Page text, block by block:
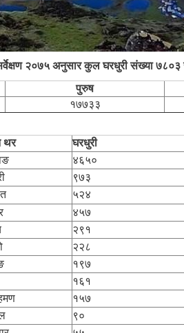
२०७५ अनुसार कुल घरधुरी संख्या
पुरुष
१७७३३
थर
घरधुरी
४६५०
९७३
५२४
४५७
२९१
२२८
१९७
१६१
१५७
९०